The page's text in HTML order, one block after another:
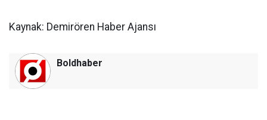
Kaynak: Demirören Haber Ajansı
Boldhaber